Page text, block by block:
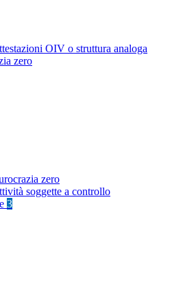
OIV o struttura analoga
zero
zero
soggette a controllo
3